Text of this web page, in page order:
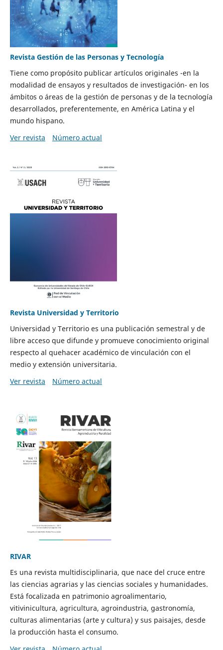
Revista Gestión de las Personas y Tecnología
Tiene como propósito publicar artículos originales -en la
modalidad de ensayos y resultados de investigación- en los
ámbitos o áreas de la gestión de personas y de la tecnología
desarrollados, preferentemente, en América Latina y el
mundo hispano.
Ver revista
Número actual
Revista Universidad y Territorio
Universidad y Territorio es una publicación semestral y de
libre acceso que difunde y promueve conocimiento original
respecto al quehacer académico de vinculación con el
medio y extensión universitaria.
Ver revista
Número actual
RIVAR
Es una revista multidisciplinaria, que nace del cruce entre
las ciencias agrarias y las ciencias sociales y humanidades.
Está focalizada en patrimonio agroalimentario,
vitivinicultura, agricultura, agroindustria, gastronomía,
culturas alimentarias (arte y cultura) y sus paisajes, desde
la producción hasta el consumo.